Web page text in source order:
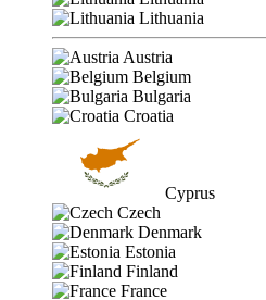
Lithuania
Austria
Belgium
Bulgaria
Croatia
Cyprus
Czech
Denmark
Estonia
Finland
France